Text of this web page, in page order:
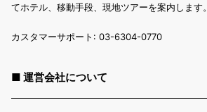
てホテル、移動手段、現地ツアーを案内します。
カスタマーサポート: 03-6304-0770
■ 運営会社について